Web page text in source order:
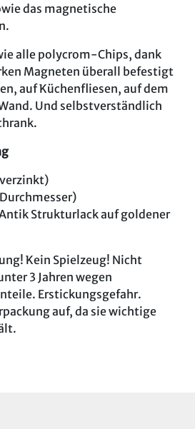
das magnetische
alle polycrom-Chips, dank
Magneten überall befestigt
auf Küchenfliesen, auf dem
Und selbstverständlich
Strukturlack auf goldener
Kein Spielzeug! Nicht
3 Jahren wegen
Erstickungsgefahr.
auf, da sie wichtige